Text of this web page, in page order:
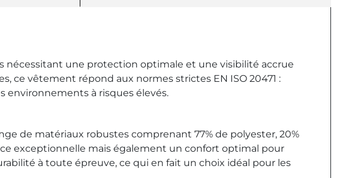
nécessitant une protection optimale et une visibilité accrue
ce vêtement répond aux normes strictes EN ISO 20471 :
environnements à risques élevés.
de matériaux robustes comprenant 77% de polyester, 20%
exceptionnelle mais également un confort optimal pour
à toute épreuve, ce qui en fait un choix idéal pour les